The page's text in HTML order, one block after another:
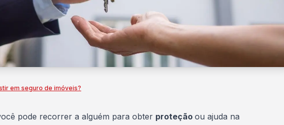
em seguro de imóveis?
pode recorrer a alguém para obter proteção ou ajuda na